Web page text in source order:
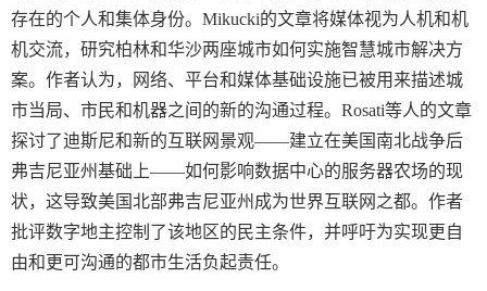
存在的个人和集体身份。 Mikucki的文章将媒体视为人机和机
机交流，研究柏林和华沙两座城市如何实施智慧城市解决方
案。作者认为，网络、平台和媒体基础设施已被用来描述城
市当局、市民和机器之间的新的沟通过程。 Rosati等人的文章
探讨了迪斯尼和新的互联网景观——建立在美国南北战争后
弗吉尼亚州基础上——如何影响数据中心的服务器农场的现
状，这导致美国北部弗吉尼亚州成为世界互联网之都。作者
批评数字地主控制了该地区的民主条件，并呼吁为实现更自
由和更可沟通的都市生活负起责任。